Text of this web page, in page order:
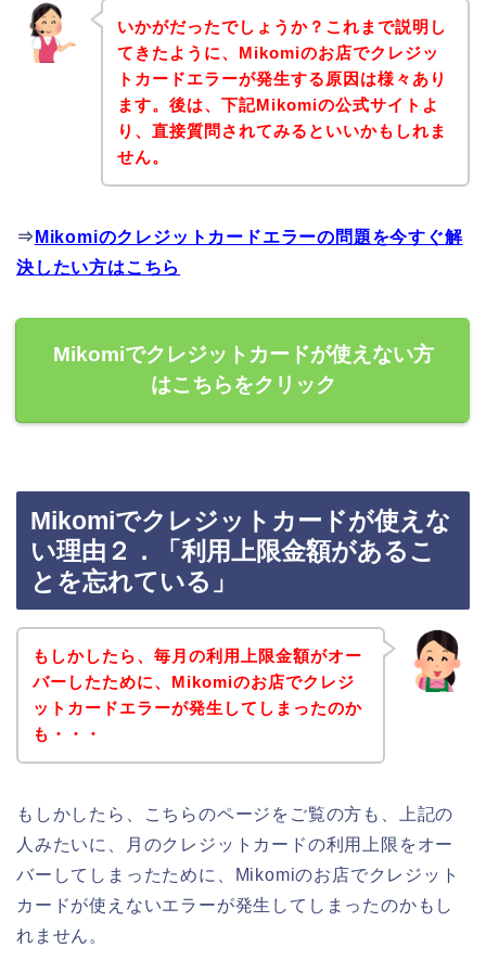
いかがだったでしょうか？これまで説明し
てきたように、Mikomiのお店でクレジッ
トカードエラーが発生する原因は様々あり
ます。後は、下記Mikomiの公式サイトよ
り、直接質問されてみるといいかもしれま
せん。
⇒ Mikomiのクレジットカードエラーの問題を今すぐ解
決したい方はこちら
Mikomiでクレジットカードが使えない方
はこちらをクリック
Mikomiでクレジットカードが使えな
い理由２．「利用上限金額があるこ
とを忘れている」
もしかしたら、毎月の利用上限金額がオー
バーしたために、Mikomiのお店でクレジ
ットカードエラーが発生してしまったのか
も・・・
もしかしたら、こちらのページをご覧の方も、上記の
人みたいに、月のクレジットカードの利用上限をオー
バーしてしまったために、Mikomiのお店でクレジット
カードが使えないエラーが発生してしまったのかもし
れません。